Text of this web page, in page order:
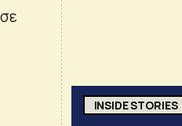
INSIDE STORIES